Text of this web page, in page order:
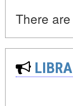
There